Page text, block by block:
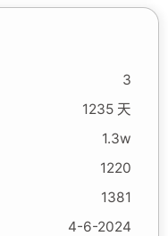
3
1235 天
1.3w
1220
1381
4-6-2024